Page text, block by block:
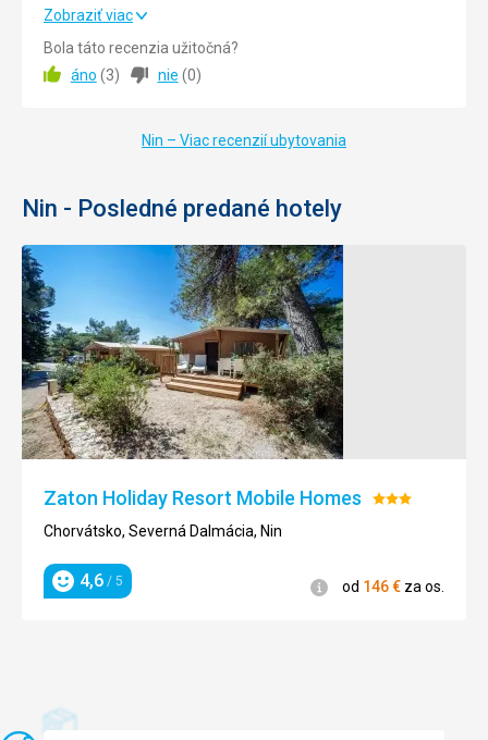
velmi male, ale utulne
Cena
dostupnost, pláž písčitooblázková, po celou dobu pobytu
Strava
Vlastní
V mobilních domech ubytování velmi příjemné, zejména z
mé strany výhoda 2x wc se sprchovým koutem. Cena
mimo sezónu přijatelná v sezóně výrazně dražší.
Služby
Výměna ručníků v půlce pobytu - dobré
Táto recenzia bola preložená automaticky pomocou
Google Translate
Zobraziť viac
Bola táto recenzia užitočná?
áno (3) nie (0)
Nin – Viac recenzií ubytovania
Nin - Posledné predané hotely
Zaton Holiday Resort Mobile Homes Hodnotenie:
Chorvátsko, Severná Dalmácia, Nin
Hodnotenie
4,6 / 5 Informácie
od 146€ za os.